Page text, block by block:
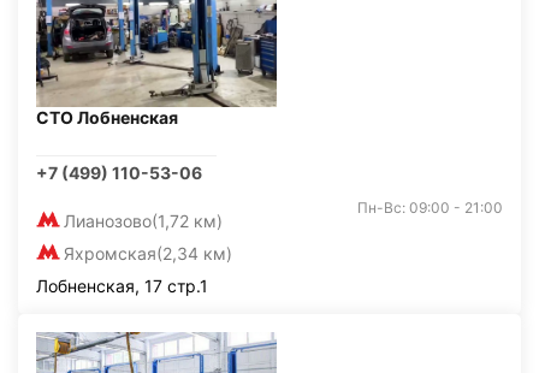
СТО Лобненская
+7 (499) 110-53-06
Лианозово(1,72 км)
Яхромская(2,34 км)
Пн-Вс: 09:00 - 21:00
Лобненская, 17 стр.1